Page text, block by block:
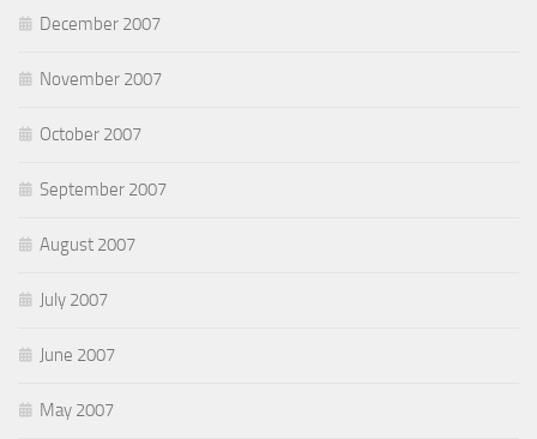
December 2007
November 2007
October 2007
September 2007
August 2007
July 2007
June 2007
May 2007